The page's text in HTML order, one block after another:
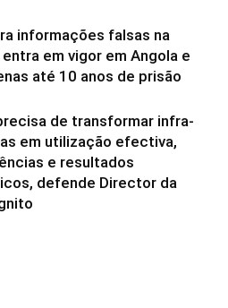
informações falsas na
em vigor em Angola e
até 10 anos de prisão
de transformar infra-
em utilização efectiva,
e resultados
defende Director da